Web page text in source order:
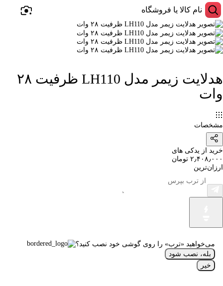
هدلایت زیمر مدل LH110 ظرفیت ۲۸
وات
مشخصات
خرید از یدکی های
۲٫۴۰۸٫۰۰۰ تومان
ارزان‌ترین
می‌خواهید «ترب» را روی گوشی خود نصب کنید؟
بله، نصب شود
خیر